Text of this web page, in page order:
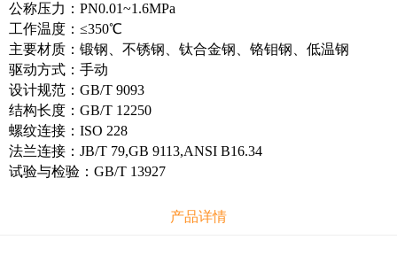
公称压力：PN0.01~1.6MPa
工作温度：≤350℃
主要材质：锻钢、不锈钢、钛合金钢、铬钼钢、低温钢
驱动方式：手动
设计规范：GB/T 9093
结构长度：GB/T 12250
螺纹连接：ISO 228
法兰连接：JB/T 79,GB 9113,ANSI B16.34
试验与检验：GB/T 13927
产品详情